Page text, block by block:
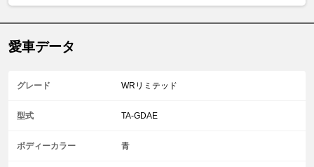
愛車データ
グレード WRリミテッド
型式 TA-GDAE
ボディーカラー 青